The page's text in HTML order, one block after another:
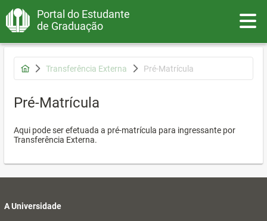
Portal do Estudante
de Graduação
Transferência Externa Pré-Matrícula
Pré-Matrícula
Aqui pode ser efetuada a pré-matrícula para ingressante por
Transferência Externa.
A Universidade